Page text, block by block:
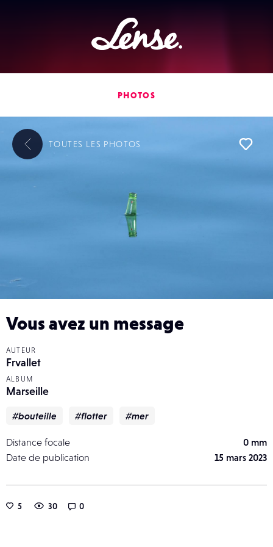
Lense
PHOTOS
Vous avez un message
AUTEUR
Frvallet
ALBUM
Marseille
#bouteille #flotter #mer
Distance focale
0 mm
Date de publication
15 mars 2023
5 30 0
TOUTES LES PHOTOS